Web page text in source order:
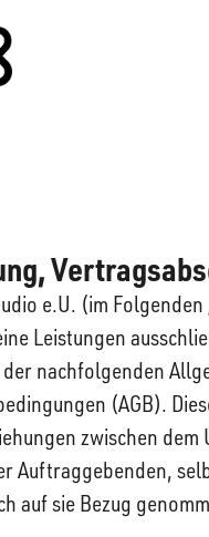
e.U. (im Folgenden
Leistungen
nachfolgenden
(AGB).
zwischen dem
Auftraggebenden,
auf sie Bezug